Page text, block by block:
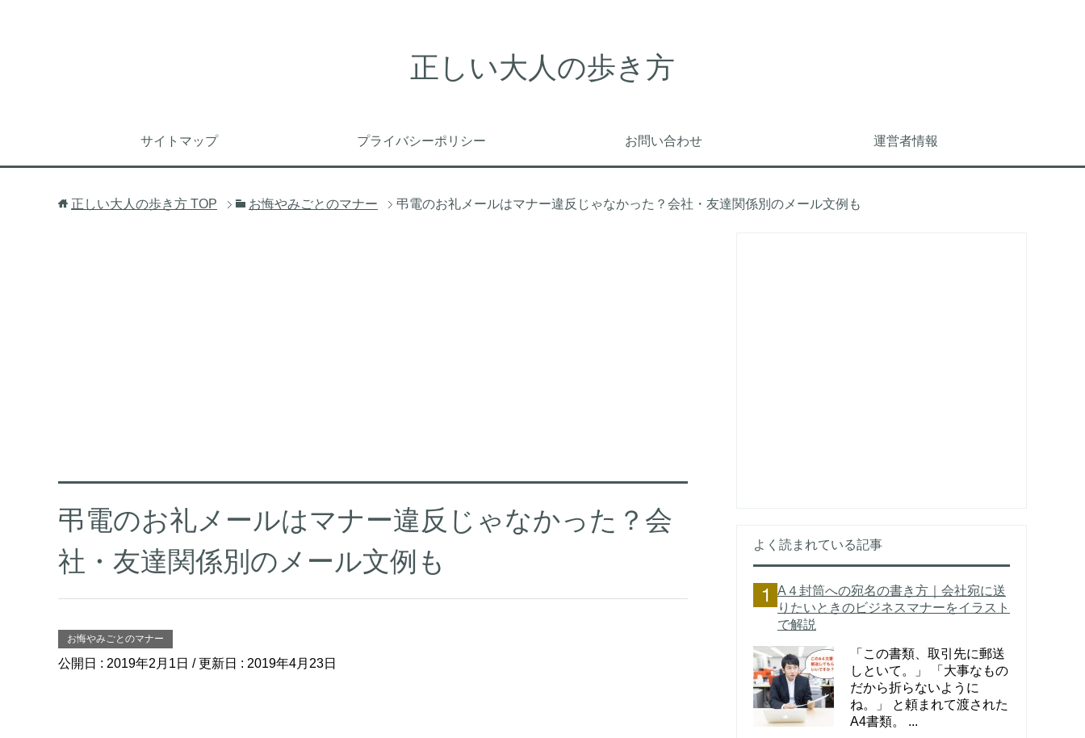
正しい大人の歩き方
サイトマップ プライバシーポリシー お問い合わせ 運営者情報
正しい大人の歩き方 TOP お悔やみごとのマナー 弔電のお礼メールはマナー違反じゃなかった？会社・友達関係別のメール文例も
弔電のお礼メールはマナー違反じゃなかった？会
社・友達関係別のメール文例も
お悔やみごとのマナー
公開日 : 2019年2月1日 / 更新日 : 2019年4月23日
よく読まれている記事
A４封筒への宛名の書き方｜会社宛に送
りたいときのビジネスマナーをイラスト
で解説
「この書類、取引先に郵送
しといて。」 「大事なもの
だから折らないように
ね。」 と頼まれて渡された
A4書類。 ...